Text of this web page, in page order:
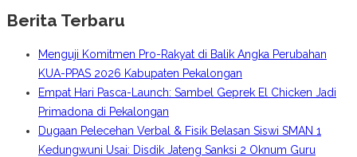
Berita Terbaru
Menguji Komitmen Pro-Rakyat di Balik Angka Perubahan
KUA-PPAS 2026 Kabupaten Pekalongan
Empat Hari Pasca-Launch: Sambel Geprek El Chicken Jadi
Primadona di Pekalongan
Dugaan Pelecehan Verbal & Fisik Belasan Siswi SMAN 1
Kedungwuni Usai: Disdik Jateng Sanksi 2 Oknum Guru